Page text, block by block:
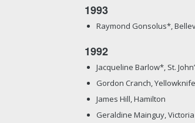
1993
Raymond Gonsolus*,
1992
Jacqueline Barlow*, St.
Gordon Cranch, Yellowknife
James Hill, Hamilton
Geraldine Mainguy, Victoria